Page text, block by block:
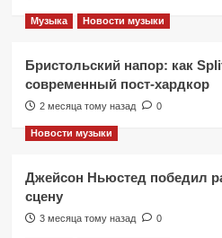
Музыка Новости музыки
Бристольский напор: как
современный пост-хардкор
2 месяца тому назад 0
Новости музыки
Джейсон Ньюстед победил
сцену
3 месяца тому назад 0